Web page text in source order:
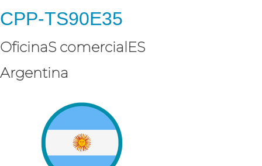
CPP-TS90E35
OficinaS comercialES
Argentina